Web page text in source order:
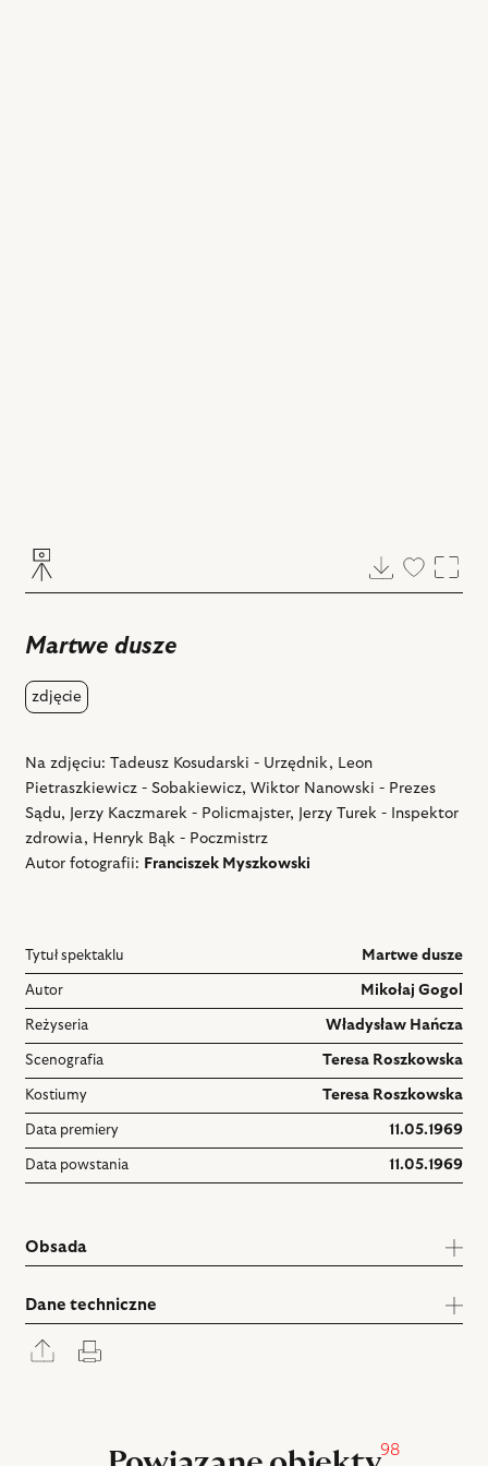
Pobierz
Dodaj
Martwe dusze
zdjęcie
Na zdjęciu: Tadeusz Kosudarski - Urzędnik, Leon
Pietraszkiewicz - Sobakiewicz, Wiktor Nanowski - Prezes
Sądu, Jerzy Kaczmarek - Policmajster, Jerzy Turek - Inspektor
zdrowia, Henryk Bąk - Poczmistrz
Autor fotografii: Franciszek Myszkowski
Tytuł spektaklu Martwe dusze
Autor Mikołaj Gogol
Reżyseria Władysław Hańcza
Scenografia Teresa Roszkowska
Kostiumy Teresa Roszkowska
Data premiery 11.05.1969
Data powstania 11.05.1969
Obsada
Dane techniczne
Rozwiń
panel
98